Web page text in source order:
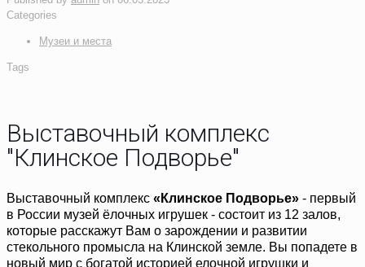
Categories
Музеи и места
Tags
Выставочный комплекс
"Клинское Подворье"
Выставочный комплекс «Клинское Подворье» - первый
в России музей ёлочных игрушек - состоит из 12 залов,
которые расскажут Вам о зарождении и развитии
стекольного промысла на Клинской земле. Вы попадете в
новый мир с богатой историей елочной игрушки и